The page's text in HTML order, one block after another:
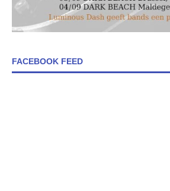
FACEBOOK FEED